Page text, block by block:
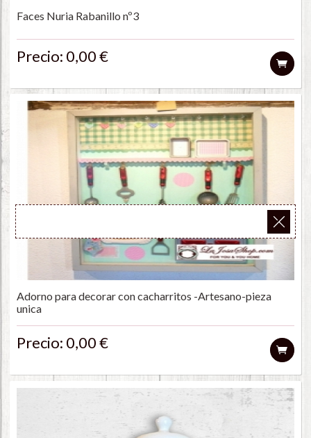
Faces Nuria Rabanillo nº3
Precio: 0,00 €
Adorno para decorar con cacharritos -Artesano-pieza
unica
Precio: 0,00 €